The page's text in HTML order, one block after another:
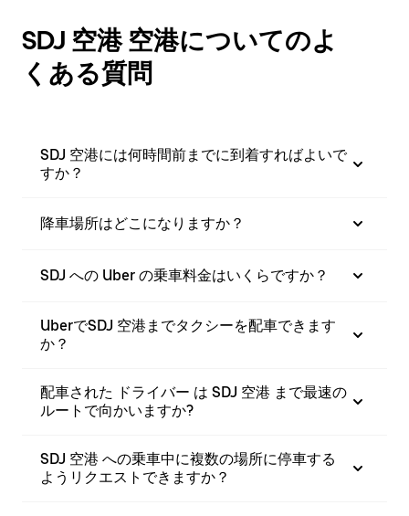
SDJ 空港 空港についてのよ
くある質問
SDJ 空港には何時間前までに到着すればよいで
すか？
降車場所はどこになりますか？
SDJ への Uber の乗車料金はいくらですか？
UberでSDJ 空港までタクシーを配車できます
か？
配車された ドライバー は SDJ 空港 まで最速の
ルートで向かいますか?
SDJ 空港 への乗車中に複数の場所に停車する
ようリクエストできますか？